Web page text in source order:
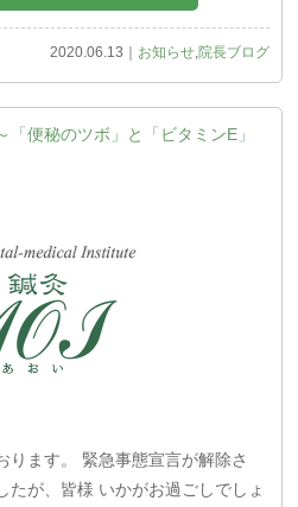
2020.06.13｜ お知らせ, 院長ブログ
便秘のツボ」と「ビタミンE」
ります。 緊急事態宣言が解除さ
たが、皆様 いかがお過ごしでしょ